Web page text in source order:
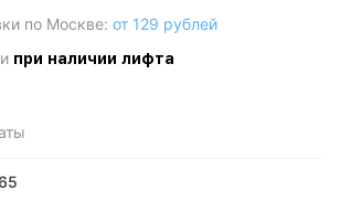
по Москве: от 129 рублей
при наличии лифта